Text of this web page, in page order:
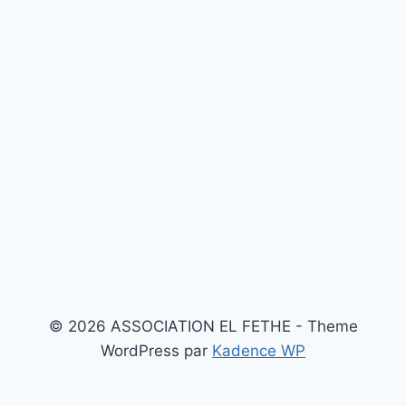
© 2026 ASSOCIATION EL FETHE - Theme
WordPress par Kadence WP